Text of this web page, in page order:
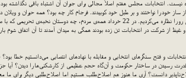
انتخابات مجلس هفتم اصلاً مجالی برای جبران آن اشتباه باقی نگذاشته
بود. دوستان تحریمی باز ساز خود را نواختند و بر طبل خود کوبیدند. فرجام کار چه بود؟ همه حیران و
که رخ داد با چشم‌هایی که دو دو می‌زد، قطار اتفاقات پیش رو را نظاره می‌کردیم. در 22 خرداد همه‌ی مردم، چه دوستان
از شرکت در انتخابات تن زده بودند همگی به میدان آمدند تا آن اتفاق شوم بار
و فتح سنگرهای انتخابی و مقابله با نهادهای انتصابی می‌دانستیم خطا
رسیدن در ساختار حکومت و آن‌گاه حجم عظیمی از کارشکنی‌ها را دیدن؟ آیا جز
دانست؟ آری ما هنوز هم اصلاح‌طلب هستیم اما اصلاح‌طلبی دیگر برای ما